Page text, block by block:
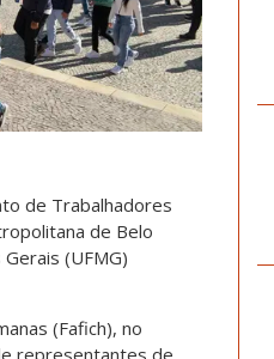
de Trabalhadores
de Belo
(UFMG)
(Fafich), no